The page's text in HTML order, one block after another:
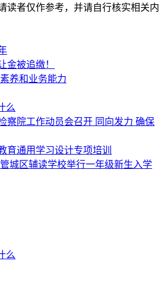
读者仅作参考，并请自行核实相关内
金被追缴！
养和业务能力
么
察院工作动员会召开 同向发力 确保
育通用学习设计专项培训
城区辅读学校举行一年级新生入学
么